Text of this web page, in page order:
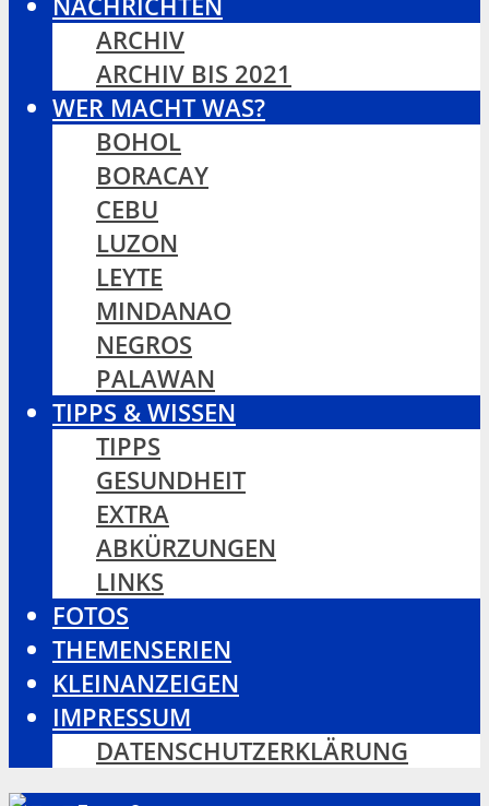
ARCHIV
ARCHIV BIS 2021
WER MACHT WAS?
BOHOL
BORACAY
CEBU
LUZON
LEYTE
MINDANAO
NEGROS
PALAWAN
TIPPS & WISSEN
TIPPS
GESUNDHEIT
EXTRA
ABKÜRZUNGEN
LINKS
FOTOS
THEMENSERIEN
KLEINANZEIGEN
IMPRESSUM
DATENSCHUTZERKLÄRUNG